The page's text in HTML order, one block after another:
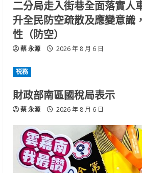
二分局走入街巷全面落實人
升全民防空疏散及應變意識
性（防空）
蔡 永源 2026 年 8 月 6 日
祱務
財政部南區國稅局表示
蔡 永源 2026 年 8 月 6 日